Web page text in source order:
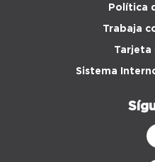
Política
Trabaja
Tarjeta
Sistema